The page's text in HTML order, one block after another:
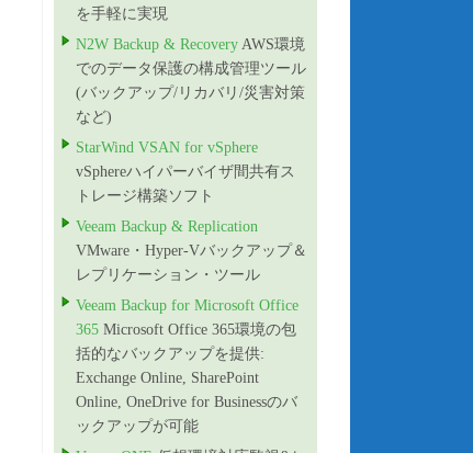
を手軽に実現
N2W Backup & Recovery AWS環境
でのデータ保護の構成管理ツール
(バックアップ/リカバリ/災害対策
など)
StarWind VSAN for vSphere
vSphereハイパーバイザ間共有ス
トレージ構築ソフト
Veeam Backup & Replication
VMware・Hyper-Vバックアップ＆
レプリケーション・ツール
Veeam Backup for Microsoft Office
365 Microsoft Office 365環境の包
括的なバックアップを提供:
Exchange Online, SharePoint
Online, OneDrive for Businessのバ
ックアップが可能